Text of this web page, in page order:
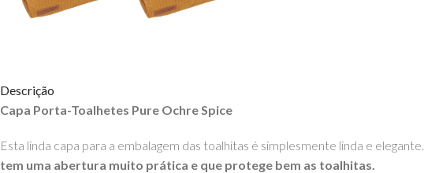
Descrição
Capa Porta-Toalhetes Pure Ochre Spice
Esta linda capa para a embalagem das toalhitas é simplesmente linda e elegante.
tem uma abertura muito prática e que protege bem as toalhitas.